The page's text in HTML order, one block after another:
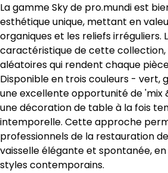
La gamme Sky de pro.mundi est
esthétique unique, mettant en
organiques et les reliefs irréguliers.
caractéristique de cette collection,
aléatoires qui rendent chaque
Disponible en trois couleurs - vert,
une excellente opportunité de 'mix
une décoration de table à la fois
intemporelle. Cette approche
professionnels de la restauration
vaisselle élégante et spontanée,
styles contemporains.